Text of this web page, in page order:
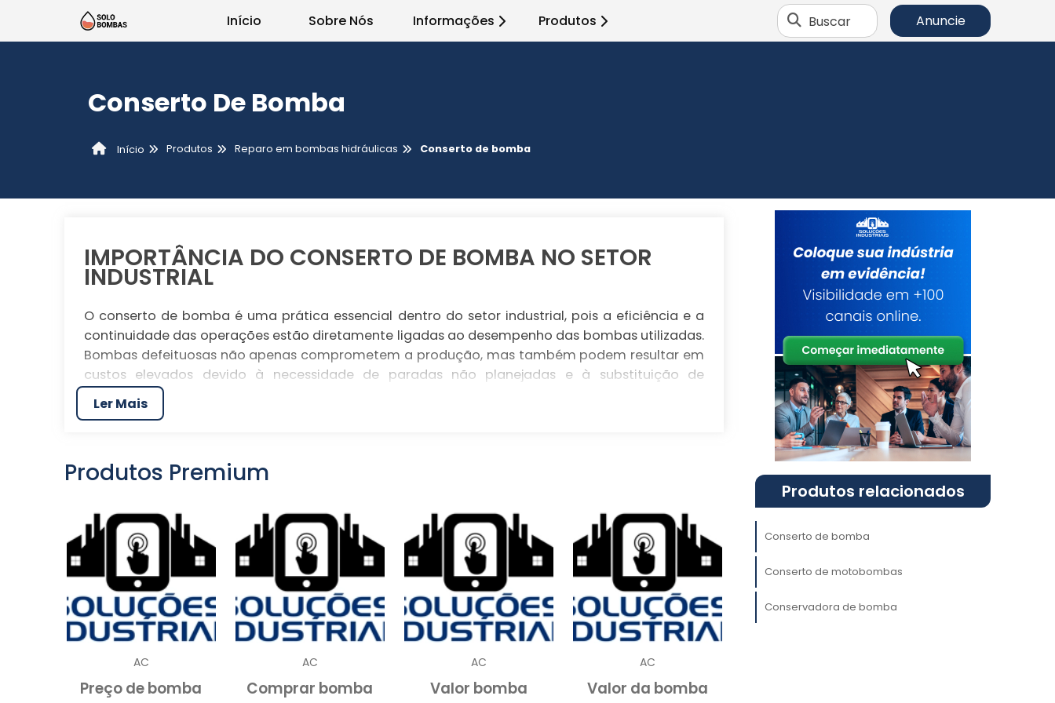
Início Sobre Nós Informações Produtos Buscar Anuncie
Conserto De Bomba
Início Produtos Reparo em bombas hidráulicas Conserto de bomba
IMPORTÂNCIA DO CONSERTO DE BOMBA NO SETOR
INDUSTRIAL
O conserto de bomba é uma prática essencial dentro do setor industrial, pois a eficiência e a
continuidade das operações estão diretamente ligadas ao desempenho das bombas utilizadas.
Bombas defeituosas não apenas comprometem a produção, mas também podem resultar em
custos elevados devido à necessidade de paradas não planejadas e à substituição de
equipamentos. Portanto, investir em serviços de conserto especializados pode fazer toda a
diferença na saúde financeira de uma empresa.
contextos, como no setor químico, de mineração e de água. Quando uma bomba apresenta
falhas, é crucial agir rapidamente para evitar danos adicionais e perdas significativas. O
minimizando impactos negativos sobre a produção e aumentando a vida útil do sistema.
O QUE INCLUI O SERVIÇO DE CONSERTO DE BOMBA?
O serviço de conserto de bomba compreende uma série de etapas que garantem a restauração
do equipamento ao seu estado ideal de funcionamento. Inicialmente, é realizada uma análise
detalhada para identificar a origem do problema. Essa avaliação diagnóstica inclui a inspeção
de componentes mecânicos, elétricos e hidráulicos, além de testes de pressão e fluxo. Aos
poucos, cada aspecto do sistema é examinado para descobrir falhas ocultas que possam
comprometer o desempenho da bomba.
Ler Mais
Produtos Premium
AC
Preço de bomba
AC
Comprar bomba
AC
Valor bomba
AC
Valor da bomba
Produtos relacionados
Conserto de bomba
Conserto de motobombas
Conservadora de bomba